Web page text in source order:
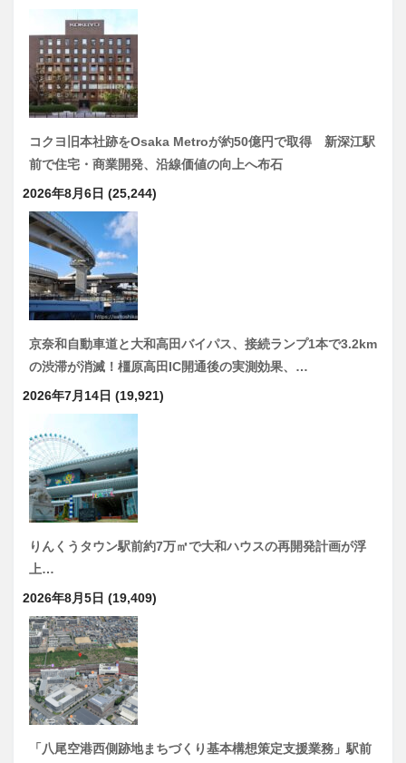
コクヨ旧本社跡をOsaka Metroが約50億円で取得 新深江駅
前で住宅・商業開発、沿線価値の向上へ布石
2026年8月6日 (25,244)
京奈和自動車道と大和高田バイパス、接続ランプ1本で3.2km
の渋滞が消滅！橿原高田IC開通後の実測効果、…
2026年7月14日 (19,921)
りんくうタウン駅前約7万㎡で大和ハウスの再開発計画が浮
上…
2026年8月5日 (19,409)
「八尾空港西側跡地まちづくり基本構想策定支援業務」駅前